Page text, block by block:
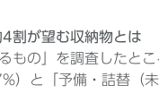
割が望む収納物とは
もの」を調査したと
）と「予備・詰替（